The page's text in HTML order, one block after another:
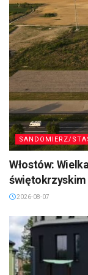
SANDOMIERZ/
Włostów:
świętokrzyskim
2026-08-07